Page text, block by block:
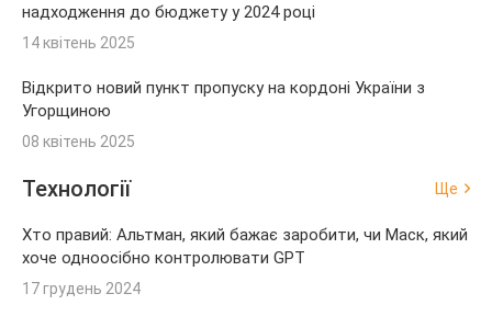
надходження до бюджету у 2024 році
14 квітень 2025
Відкрито новий пункт пропуску на кордоні України з
Угорщиною
08 квітень 2025
Технології Ще
Хто правий: Альтман, який бажає заробити, чи Маск, який
хоче одноосібно контролювати GPT
17 грудень 2024